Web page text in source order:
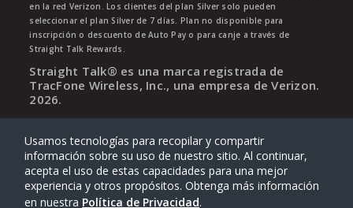
en la red Verizon. Los clientes del plan Silver solo pueden
seleccionar el plan Silver de 7 días. Plan no disponible para
inscripción o descuento de Auto Pay o para canje a través de
Straight Talk Rewards.
Straight Talk® es una marca registrada de
TracFone Wireless, Inc., una empresa de Verizon.
2026.
Usamos tecnologías para recopilar y compartir
información sobre su uso de nuestro sitio. Al continuar,
acepta el uso de estas capacidades para una mejor
experiencia y otros propósitos. Obtenga más información
en nuestra Política de Privacidad.